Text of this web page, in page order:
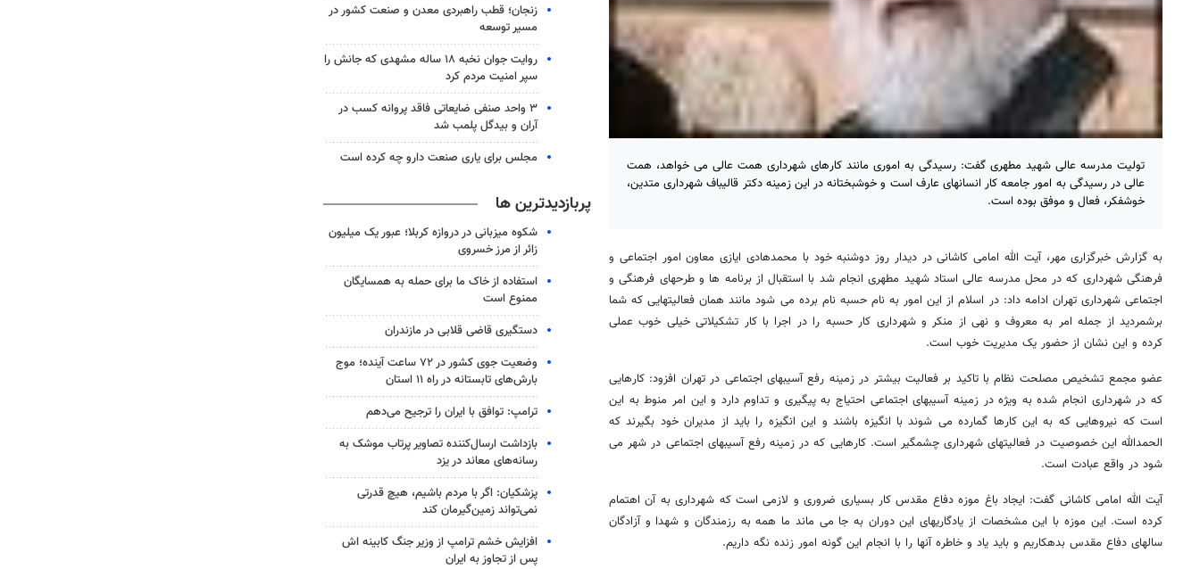
تولیت مدرسه عالی شهید مطهری گفت: رسیدگی به اموری مانند کارهای شهرداری همت عالی می خواهد، همت
عالی در رسیدگی به امور جامعه کار انسانهای عارف است و خوشبختانه در این زمینه دکتر قالیباف شهرداری متدین،
خوشفکر، فعال و موفق بوده است.
به گزارش خبرگزاری مهر، آیت الله امامی کاشانی در دیدار روز دوشنبه خود با محمدهادی ایازی معاون امور اجتماعی و
فرهنگی شهرداری که در محل مدرسه عالی استاد شهید مطهری انجام شد با استقبال از برنامه ها و طرحهای فرهنگی و
اجتماعی شهرداری تهران ادامه داد: در اسلام از این امور به نام حسبه نام برده می شود مانند همان فعالیتهایی که شما
برشمردید از جمله امر به معروف و نهی از منکر و شهرداری کار حسبه را در اجرا با کار تشکیلاتی خیلی خوب عملی
کرده و این نشان از حضور یک مدیریت خوب است.
عضو مجمع تشخیص مصلحت نظام با تاکید بر فعالیت بیشتر در زمینه رفع آسیبهای اجتماعی در تهران افزود: کارهایی
که در شهرداری انجام شده به ویژه در زمینه آسیبهای اجتماعی احتیاج به پیگیری و تداوم دارد و این امر منوط به این
است که نیروهایی که به این کارها گمارده می شوند با انگیزه باشند و این انگیزه را باید از مدیران خود بگیرند که
الحمدالله این خصوصیت در فعالیتهای شهرداری چشمگیر است. کارهایی که در زمینه رفع آسیبهای اجتماعی در شهر می
شود در واقع عبادت است.
آیت الله امامی کاشانی گفت: ایجاد باغ موزه دفاع مقدس کار بسیاری ضروری و لازمی است که شهرداری به آن اهتمام
کرده است. این موزه با این مشخصات از یادگاریهای این دوران به جا می ماند ما همه به رزمندگان و شهدا و آزادگان
سالهای دفاع مقدس بدهکاریم و باید یاد و خاطره آنها را با انجام این گونه امور زنده نگه داریم.
زنجان؛ قطب راهبردی معدن و صنعت کشور در
مسیر توسعه
روایت جوان نخبه ۱۸ ساله مشهدی که جانش را
سپر امنیت مردم کرد
۳ واحد صنفی ضایعاتی فاقد پروانه کسب در
آران و بیدگل پلمب شد
مجلس برای یاری صنعت دارو چه کرده است
پربازدیدترین ها
شکوه میزبانی در دروازه کربلا؛ عبور یک میلیون
زائر از مرز خسروی
استفاده از خاک ما برای حمله به همسایگان
ممنوع است
دستگیری قاضی قلابی در مازندران
وضعیت جوی کشور در ۷۲ ساعت آینده؛ موج
بارش‌های تابستانه در راه ۱۱ استان
ترامپ: توافق با ایران را ترجیح می‌دهم
بازداشت ارسال‌کننده تصاویر پرتاب موشک به
رسانه‌های معاند در یزد
پزشکیان: اگر با مردم باشیم، هیچ قدرتی
نمی‌تواند زمین‌گیرمان کند
افزایش خشم ترامپ از وزیر جنگ کابینه اش
پس از تجاوز به ایران